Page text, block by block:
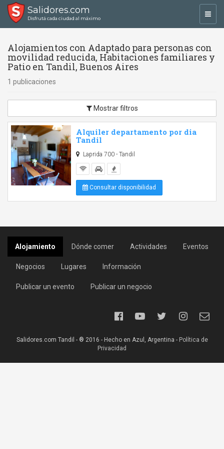
Salidores.com
Disfrutá cada ciudad al máximo
Alojamientos con Adaptado para personas con
movilidad reducida, Habitaciones familiares y
Patio en Tandil, Buenos Aires
1 publicaciones
Mostrar filtros
Alquiler departamento por dia
Tandil
Laprida 700 - Tandil
Consultar disponibilidad
Alojamiento Dónde comer Actividades Eventos
Negocios Lugares Información
Publicar un evento Publicar un negocio
Salidores.com Tandil - ® 2016 - Hecho en Azul, Argentina - Política de
Privacidad